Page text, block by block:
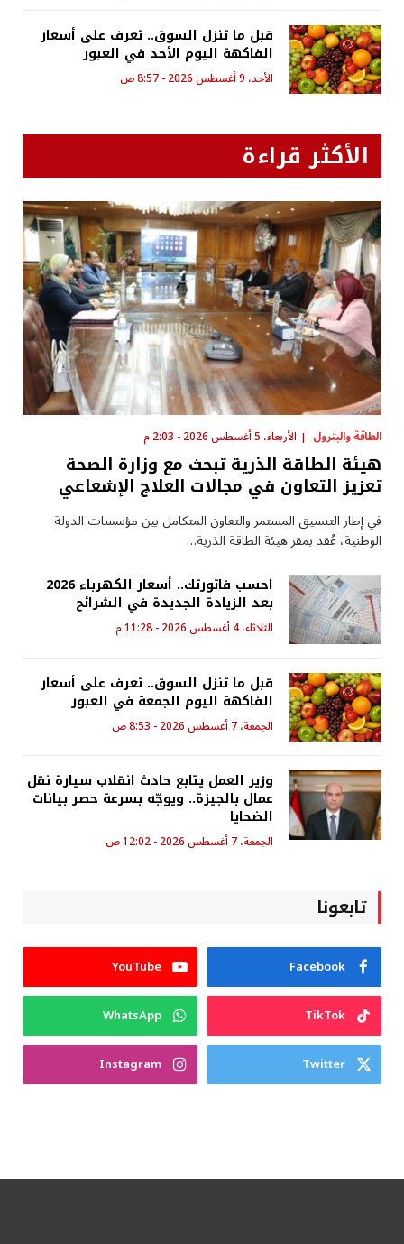
قبل ما تنزل السوق.. تعرف على أسعار
الفاكهة اليوم الأحد في العبور
الأحد، 9 أغسطس 2026 - 8:57 ص
الأكثر قراءة
الطاقة والبترول الأربعاء، 5 أغسطس 2026 - 2:03 م
هيئة الطاقة الذرية تبحث مع وزارة الصحة
تعزيز التعاون في مجالات العلاج الإشعاعي
في إطار التنسيق المستمر والتعاون المتكامل بين مؤسسات الدولة
الوطنية، عُقد بمقر هيئة الطاقة الذرية…
احسب فاتورتك.. أسعار الكهرباء 2026
بعد الزيادة الجديدة في الشرائح
الثلاثاء، 4 أغسطس 2026 - 11:28 م
قبل ما تنزل السوق.. تعرف على أسعار
الفاكهة اليوم الجمعة في العبور
الجمعة، 7 أغسطس 2026 - 8:53 ص
وزير العمل يتابع حادث انقلاب سيارة نقل
عمال بالجيزة.. ويوجّه بسرعة حصر بيانات
الضحايا
الجمعة، 7 أغسطس 2026 - 12:02 ص
تابعونا
Facebook
YouTube
TikTok
WhatsApp
Twitter
Instagram